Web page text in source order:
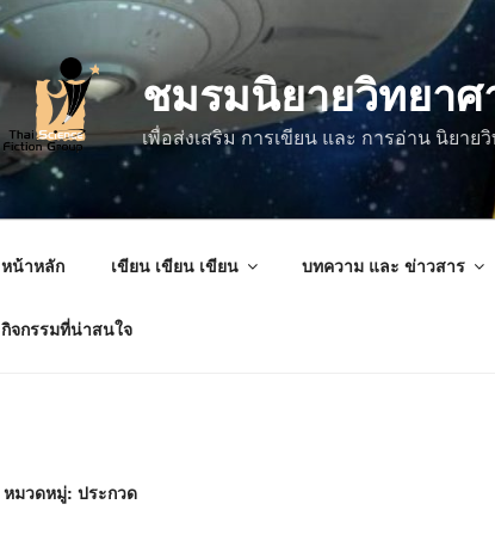
ชมรมนิยายวิทยาศ
เพื่อส่งเสริม การเขียน และ การอ่าน นิยาย
หน้าหลัก เขียน เขียน เขียน บทความ และ ข่าวสาร
กิจกรรมที่น่าสนใจ
หมวดหมู่: ประกวด